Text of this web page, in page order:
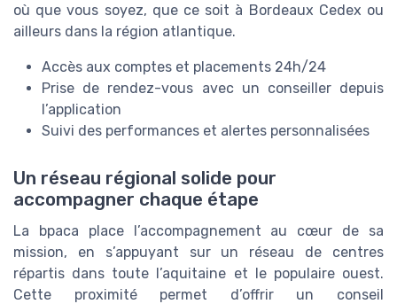
où que vous soyez, que ce soit à Bordeaux Cedex ou
ailleurs dans la région atlantique.
Accès aux comptes et placements 24h/24
Prise de rendez-vous avec un conseiller depuis
l’application
Suivi des performances et alertes personnalisées
Un réseau régional solide pour
accompagner chaque étape
La bpaca place l’accompagnement au cœur de sa
mission, en s’appuyant sur un réseau de centres
répartis dans toute l’aquitaine et le populaire ouest.
Cette proximité permet d’offrir un conseil